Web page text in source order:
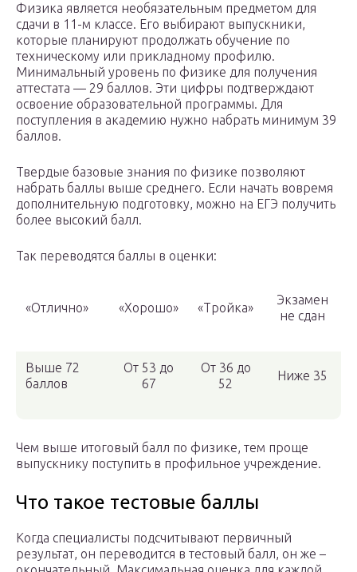
Физика является необязательным предметом для
сдачи в 11-м классе. Его выбирают выпускники,
которые планируют продолжать обучение по
техническому или прикладному профилю.
Минимальный уровень по физике для получения
аттестата — 29 баллов. Эти цифры подтверждают
освоение образовательной программы. Для
поступления в академию нужно набрать минимум 39
баллов.
Твердые базовые знания по физике позволяют
набрать баллы выше среднего. Если начать вовремя
дополнительную подготовку, можно на ЕГЭ получить
более высокий балл.
Так переводятся баллы в оценки:
«Отлично» «Хорошо» «Тройка»
Экзамен
не сдан
Выше 72
баллов
От 53 до
67
От 36 до
52
Ниже 35
Чем выше итоговый балл по физике, тем проще
выпускнику поступить в профильное учреждение.
Что такое тестовые баллы
Когда специалисты подсчитывают первичный
результат, он переводится в тестовый балл, он же –